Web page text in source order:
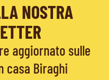
NOSTRA
aggiornato sulle
casa Biraghi